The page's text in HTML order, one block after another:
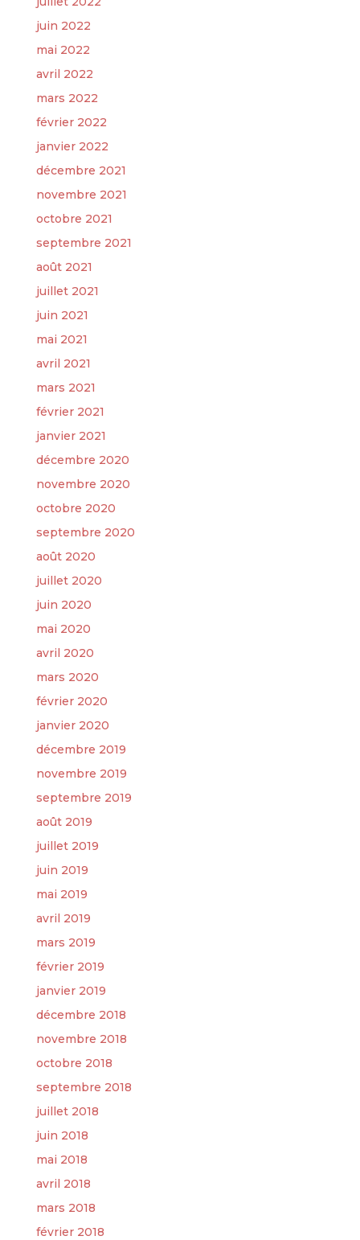
juin 2022
mai 2022
avril 2022
mars 2022
février 2022
janvier 2022
décembre 2021
novembre 2021
octobre 2021
septembre 2021
août 2021
juillet 2021
juin 2021
mai 2021
avril 2021
mars 2021
février 2021
janvier 2021
décembre 2020
novembre 2020
octobre 2020
septembre 2020
août 2020
juillet 2020
juin 2020
mai 2020
avril 2020
mars 2020
février 2020
janvier 2020
décembre 2019
novembre 2019
septembre 2019
août 2019
juillet 2019
juin 2019
mai 2019
avril 2019
mars 2019
février 2019
janvier 2019
décembre 2018
novembre 2018
octobre 2018
septembre 2018
juillet 2018
juin 2018
mai 2018
avril 2018
mars 2018
février 2018